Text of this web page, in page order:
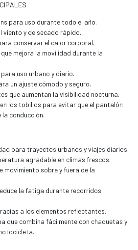
para uso durante todo el año.
viento y de secado rápido.
conservar el calor corporal.
mejora la movilidad durante la
uso urbano y diario.
un ajuste cómodo y seguro.
que aumentan la visibilidad nocturna.
los tobillos para evitar que el pantalón
conducción.
para trayectos urbanos y viajes diarios.
agradable en climas frescos.
movimiento sobre y fuera de la
la fatiga durante recorridos
a los elementos reflectantes.
que combina fácilmente con chaquetas y